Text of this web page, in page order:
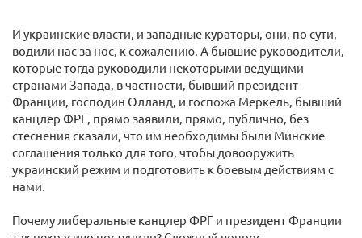
И украинские власти, и западные кураторы, они, по сути,
водили нас за нос, к сожалению. А бывшие руководители,
которые тогда руководили некоторыми ведущими
странами Запада, в частности, бывший президент
Франции, господин Олланд, и госпожа Меркель, бывший
канцлер ФРГ, прямо заявили, прямо, публично, без
стеснения сказали, что им необходимы были Минские
соглашения только для того, чтобы довооружить
украинский режим и подготовить к боевым действиям с
нами.
Почему либеральные канцлер ФРГ и президент Франции